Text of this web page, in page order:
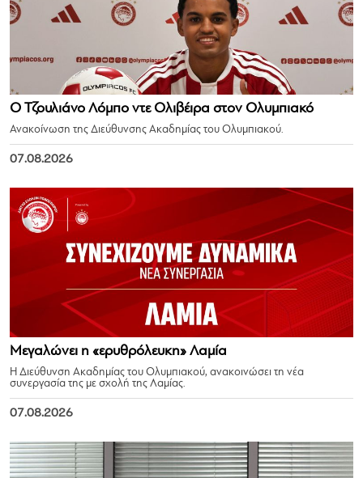
Ο Τζουλιάνο Λόμπο ντε Ολιβέιρα στον Ολυμπιακό
Ανακοίνωση της Διεύθυνσης Ακαδημίας του Ολυμπιακού.
07.08.2026
Μεγαλώνει η «ερυθρόλευκη» Λαμία
Η Διεύθυνση Ακαδημίας του Ολυμπιακού, ανακοινώσει τη νέα
συνεργασία της με σχολή της Λαμίας.
07.08.2026